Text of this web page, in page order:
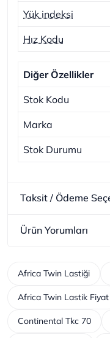
Yük indeksi
Hız Kodu
Diğer Özellikler
Stok Kodu
Marka
Stok Durumu
Taksit / Ödeme
Ürün Yorumları
Africa Twin Lastiği
Africa Twin Lastik Fiyat
Continental Tkc 70